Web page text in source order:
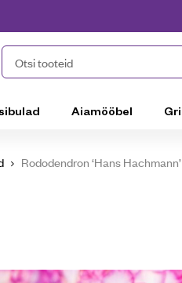
Otsi tooteid
Aiamööbel
Rododendron ‘Hans